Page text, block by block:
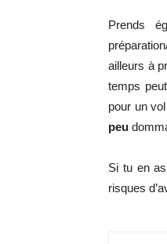
Prends
ailleurs à
temps
pour un
peu
Si tu en
risques